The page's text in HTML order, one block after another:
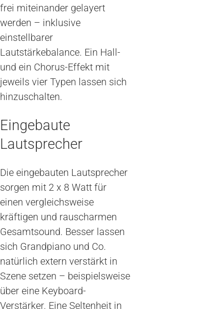
frei miteinander gelayert
werden – inklusive
einstellbarer
Lautstärkebalance. Ein Hall-
und ein Chorus-Effekt mit
jeweils vier Typen lassen sich
hinzuschalten.
Eingebaute
Lautsprecher
Die eingebauten Lautsprecher
sorgen mit 2 x 8 Watt für
einen vergleichsweise
kräftigen und rauscharmen
Gesamtsound. Besser lassen
sich Grandpiano und Co.
natürlich extern verstärkt in
Szene setzen – beispielsweise
über eine Keyboard-
Verstärker. Eine Seltenheit in